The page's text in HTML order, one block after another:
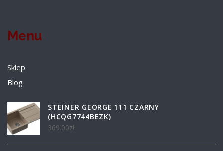
Menu
Sklep
Blog
STEINER GEORGE 111 CZARNY
(HCQG7744BEZK)
369.00zł